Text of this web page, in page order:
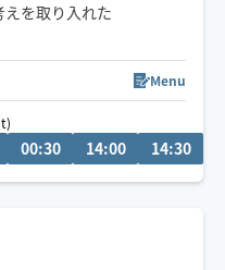
を取り入れた
は
Menu
00:30 14:00 14:30